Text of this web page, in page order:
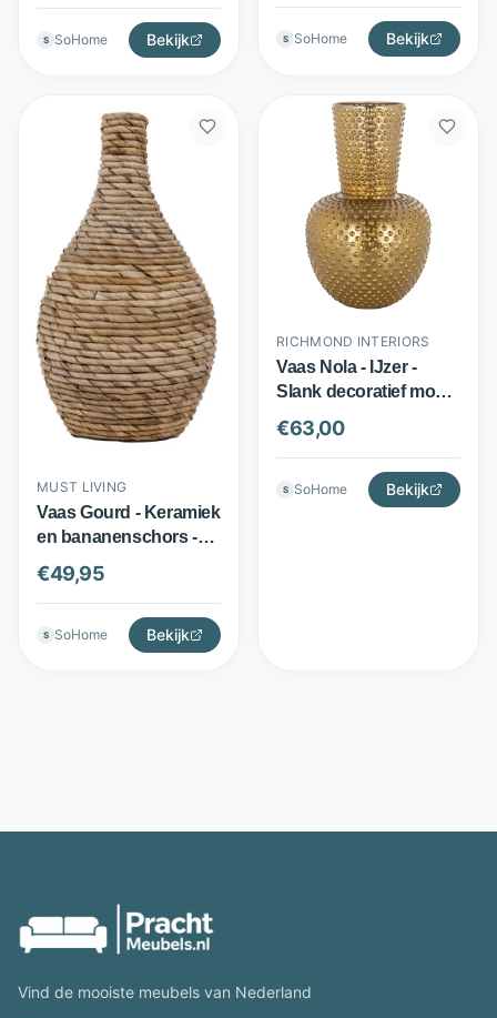
S SoHome Bekijk S SoHome Bekijk
MUST LIVING
Vaas Gourd - Keramiek
en bananenschors -
Organische vorm -
Naturel - MUST Living
€49,95
S SoHome Bekijk
RICHMOND INTERIORS
Vaas Nola - IJzer -
Slank decoratief model
- Goud - Richmond
Interiors
€63,00
S SoHome Bekijk
Vind de mooiste meubels van Nederland